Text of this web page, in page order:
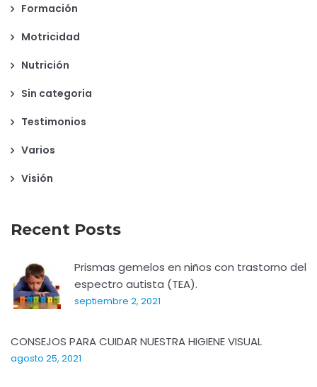
Formación
Motricidad
Nutrición
Sin categoria
Testimonios
Varios
Visión
Recent Posts
Prismas gemelos en niños con trastorno del
espectro autista (TEA).
septiembre 2, 2021
CONSEJOS PARA CUIDAR NUESTRA HIGIENE VISUAL
agosto 25, 2021